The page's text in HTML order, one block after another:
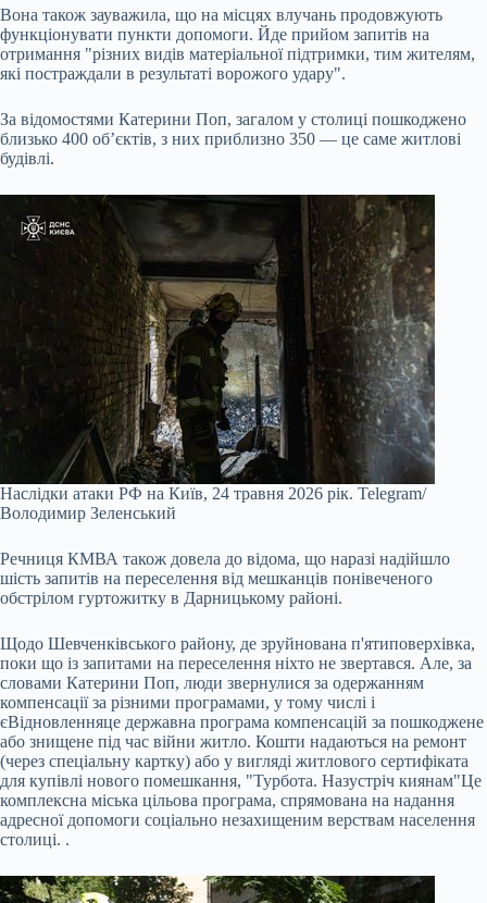
Вона також зауважила, що на місцях влучань продовжують
функціонувати пункти допомоги. Йде прийом запитів на
отримання "різних видів матеріальної підтримки, тим жителям,
які постраждали в результаті ворожого удару".
За відомостями Катерини Поп, загалом у столиці пошкоджено
близько 400 об’єктів, з них приблизно 350 — це саме житлові
будівлі.
Наслідки атаки РФ на Київ, 24 травня 2026 рік. Telegram/
Володимир Зеленський
Речниця КМВА також довела до відома, що наразі надійшло
шість запитів на переселення від мешканців понівеченого
обстрілом гуртожитку в Дарницькому районі.
Щодо Шевченківського району, де зруйнована п'ятиповерхівка,
поки що із запитами на переселення ніхто не звертався. Але, за
словами Катерини Поп, люди звернулися за одержанням
компенсації за різними програмами, у тому числі і
єВідновленняце державна програма компенсацій за пошкоджене
або знищене під час війни житло. Кошти надаються на ремонт
(через спеціальну картку) або у вигляді житлового сертифіката
для купівлі нового помешкання, "Турбота. Назустріч киянам"Це
комплексна міська цільова програма, спрямована на надання
адресної допомоги соціально незахищеним верствам населення
столиці. .